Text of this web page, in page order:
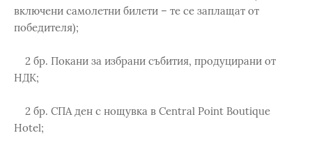
включени самолетни билети – те се заплащат от
победителя);
2 бр. Покани за избрани събития, продуцирани от
НДК;
2 бр. СПА ден с нощувка в Central Point Boutique
Hotel;